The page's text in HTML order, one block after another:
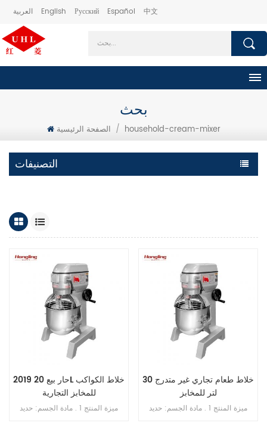
العربية English Русский Español 中文
بحث
الصفحة الرئيسية / household-cream-mixer
التصنيفات
2019 حار بيع 20L خلاط الكواكب
للمخابز التجارية
ميزة المنتج 1 . مادة الجسم: حديد
خلاط طعام تجاري غير متدرج 30
لتر للمخابز
ميزة المنتج 1 . مادة الجسم: حديد